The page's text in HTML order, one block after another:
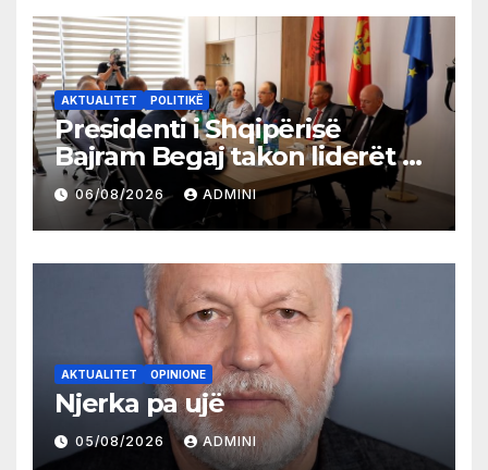
AKTUALITET POLITIKË
Presidenti i Shqipërisë
Bajram Begaj takon liderët e
partive shqiptare në Ulqin
06/08/2026 ADMINI
AKTUALITET OPINIONE
Njerka pa ujë
05/08/2026 ADMINI